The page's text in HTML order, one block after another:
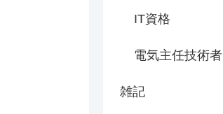
IT資格
電気主任技術者
雑記